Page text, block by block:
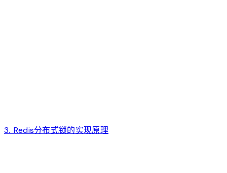
3. Redis分布式锁的实现原理